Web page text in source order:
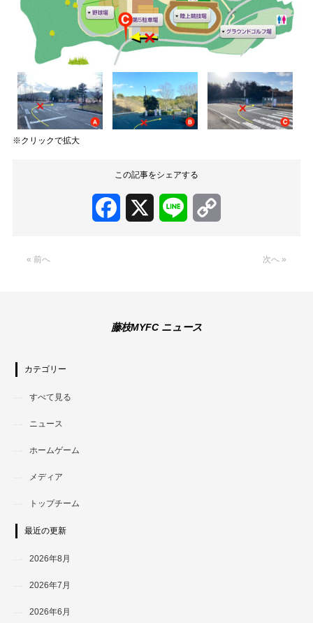
※クリックで拡大
この記事をシェアする
Facebook Line
« 前へ 次へ »
藤枝MYFC ニュース
カテゴリー
すべて見る
ニュース
ホームゲーム
メディア
トップチーム
最近の更新
2026年8月
2026年7月
2026年6月